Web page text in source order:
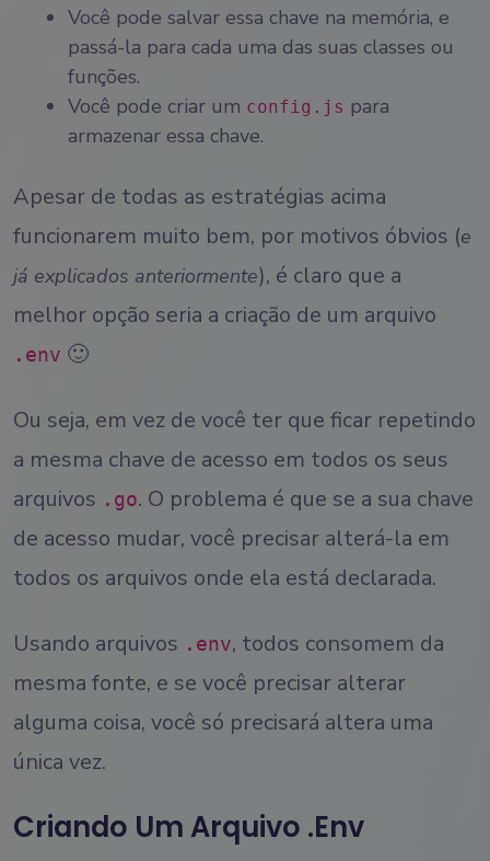
Você pode salvar essa chave na memória, e
passá-la para cada uma das suas classes ou
funções.
Você pode criar um config.js para
armazenar essa chave.
Apesar de todas as estratégias acima
funcionarem muito bem, por motivos óbvios (e
já explicados anteriormente), é claro que a
melhor opção seria a criação de um arquivo
.env 🙂
Ou seja, em vez de você ter que ficar repetindo
a mesma chave de acesso em todos os seus
arquivos .go. O problema é que se a sua chave
de acesso mudar, você precisar alterá-la em
todos os arquivos onde ela está declarada.
Usando arquivos .env, todos consomem da
mesma fonte, e se você precisar alterar
alguma coisa, você só precisará altera uma
única vez.
Criando Um Arquivo .env